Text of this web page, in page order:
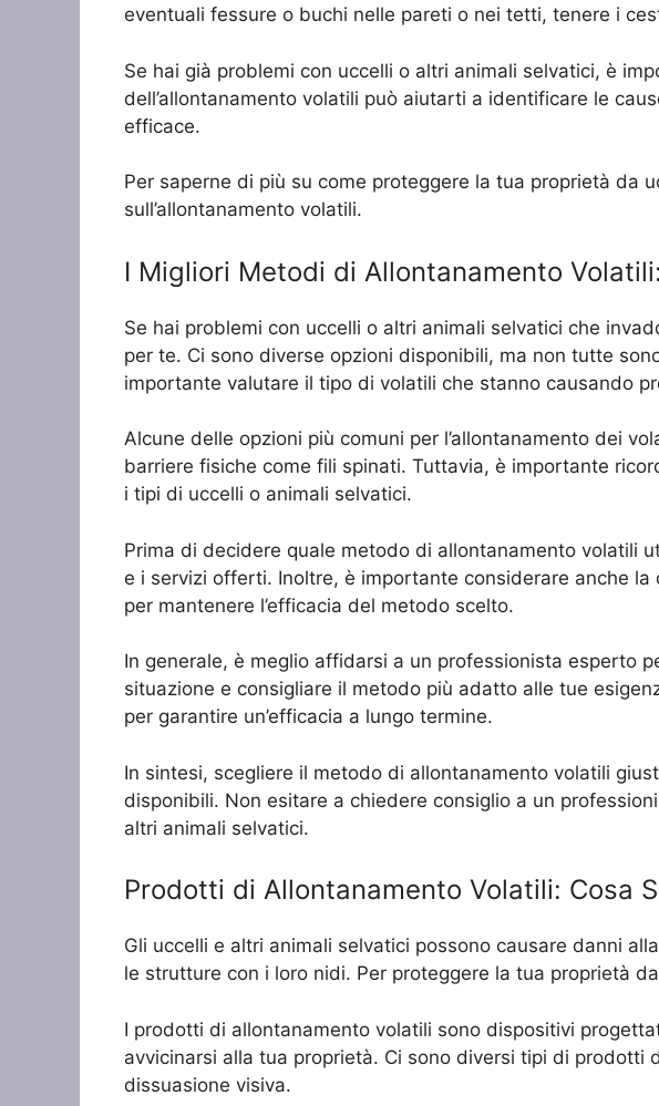
eventuali fessure o buchi nelle pareti o nei tetti, tenere i
Se hai già problemi con uccelli o altri animali selvatici, è
dell’allontanamento volatili può aiutarti a identificare le
efficace.
Per saperne di più su come proteggere la tua proprietà da
sull’allontanamento volatili.
I Migliori Metodi di Allontanamento
Se hai problemi con uccelli o altri animali selvatici che
per te. Ci sono diverse opzioni disponibili, ma non tutte
importante valutare il tipo di volatili che stanno causando
Alcune delle opzioni più comuni per l’allontanamento dei
barriere fisiche come fili spinati. Tuttavia, è importante
i tipi di uccelli o animali selvatici.
Prima di decidere quale metodo di allontanamento volatili
e i servizi offerti. Inoltre, è importante considerare anche
per mantenere l’efficacia del metodo scelto.
In generale, è meglio affidarsi a un professionista esperto
situazione e consigliare il metodo più adatto alle tue
per garantire un’efficacia a lungo termine.
In sintesi, scegliere il metodo di allontanamento volatili
disponibili. Non esitare a chiedere consiglio a un
altri animali selvatici.
Prodotti di Allontanamento Volatili: Cosa
Gli uccelli e altri animali selvatici possono causare danni
le strutture con i loro nidi. Per proteggere la tua proprietà
I prodotti di allontanamento volatili sono dispositivi
avvicinarsi alla tua proprietà. Ci sono diversi tipi di
dissuasione visiva.